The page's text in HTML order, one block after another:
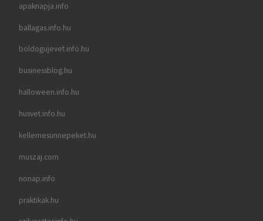
apaknapja.info
ballagas.info.hu
boldogujevet.info.hu
businessblog.hu
halloween.info.hu
husvet.info.hu
kellemesunnepeket.hu
muszaj.com
nonap.info
praktikak.hu